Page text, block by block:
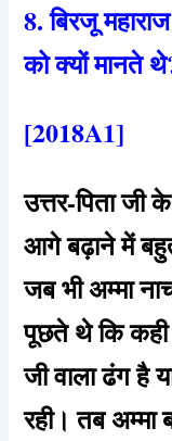
8. बिरजू
को क्यों मानते
[2018A1]
उत्तर-पिता जी
आगे बढ़ाने में
जब भी अम्मा
पूछते थे कि कही
जी वाला ढंग है
रही। तब अम्मा